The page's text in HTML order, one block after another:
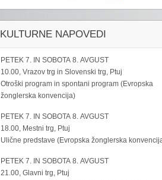
KULTURNE NAPOVEDI
PETEK 7. IN SOBOTA 8. AVGUST
10.00, Vrazov trg in Slovenski trg, Ptuj
Otroški program in spontani program (Evropska
žonglerska konvencija)
PETEK 7. IN SOBOTA 8. AVGUST
18.00, Mestni trg, Ptuj
Ulične predstave (Evropska žonglerska
PETEK 7. IN SOBOTA 8. AVGUST
21.00, Glavni trg, Ptuj